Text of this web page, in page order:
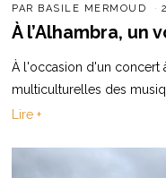
PAR BASILE MERMOUD
À l’Alhambra, un
À l'occasion d'un concert
multiculturelles des
Lire +